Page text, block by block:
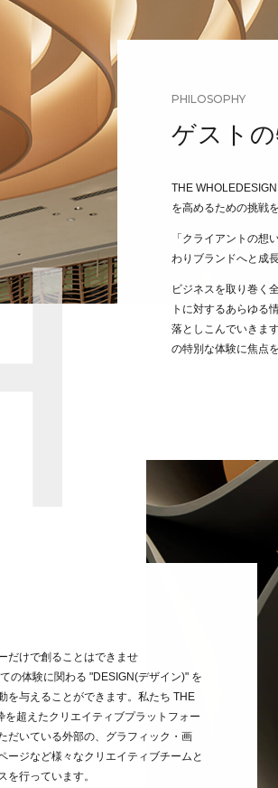
PHILOSOPHY
ゲスト
THE
を高めるための挑戦
「クライアントの想
わりブランドへと成
ビジネスを取り巻く
トに対するあらゆる
落としこんでいきま
の特別な体験に焦点
だけで創ることはできませ
の体験に関わる "DESIGN(デザイン)" を
を与えることができます。私たち THE
超えたクリエイティブプラットフォー
だいている外部の、グラフィック・画
ージなど様々なクリエイティブチームと
行っています。